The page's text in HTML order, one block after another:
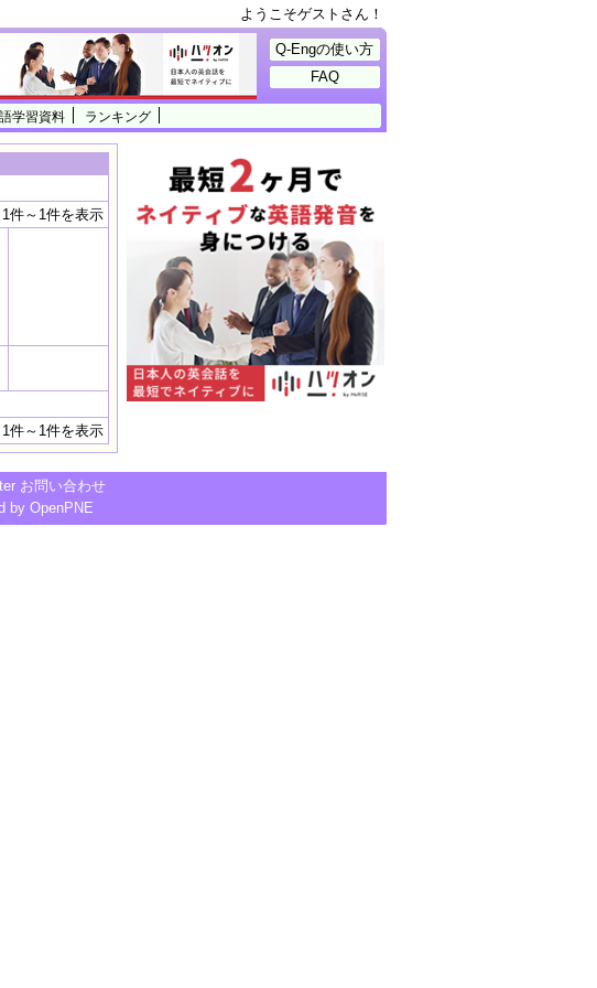
ようこそゲストさん！
学習資料 ランキング
Q-Engの使い方
FAQ
1件～1件を表示
1件～1件を表示
お問い合わせ
by OpenPNE